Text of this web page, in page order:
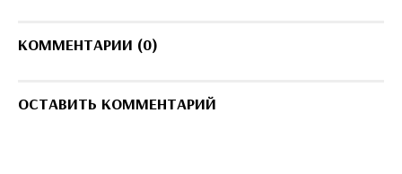
КОММЕНТАРИИ (0)
ОСТАВИТЬ КОММЕНТАРИЙ